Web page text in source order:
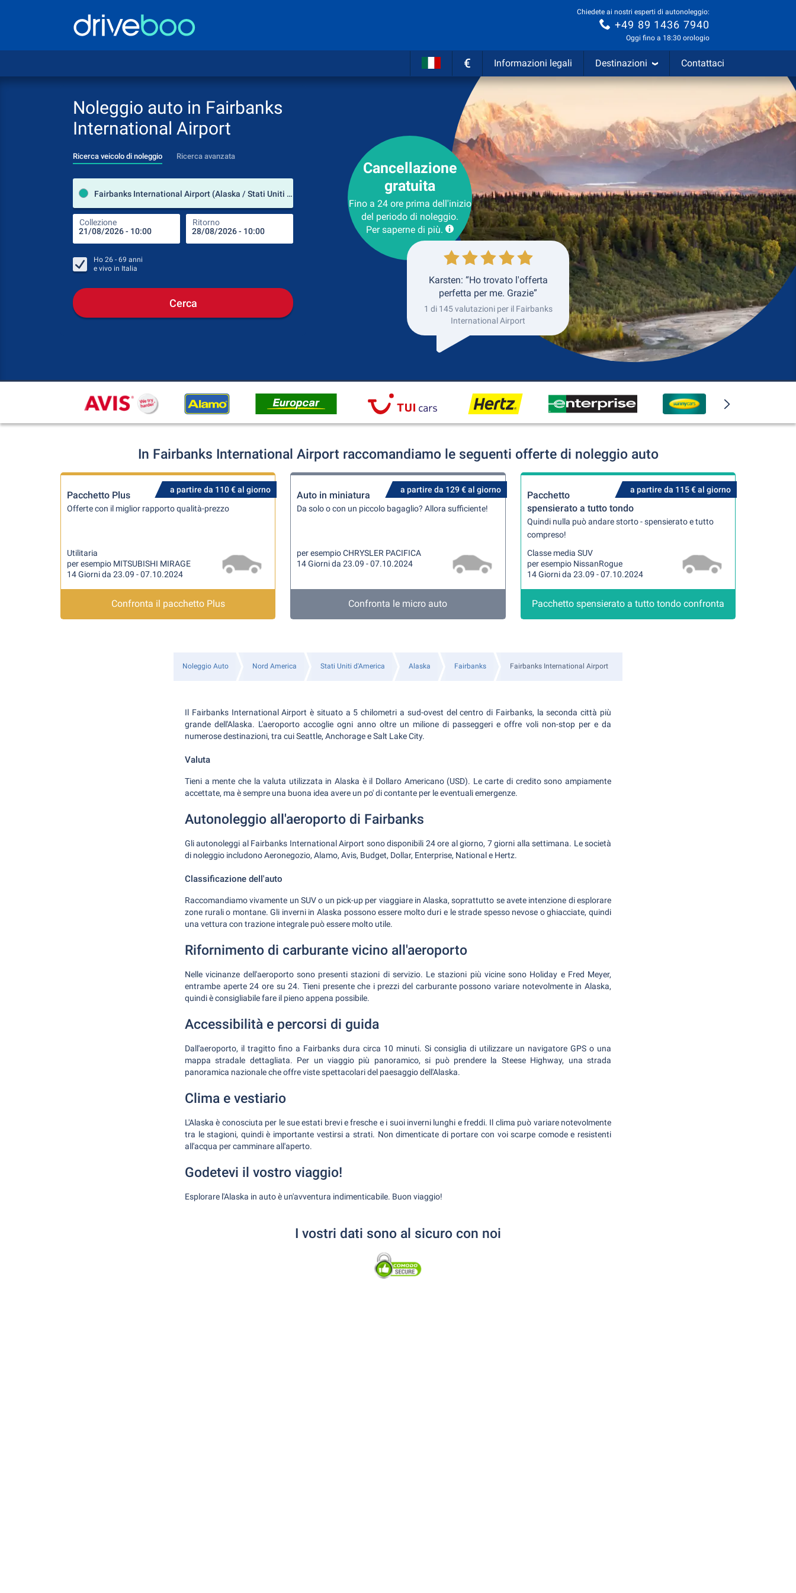
Chiedete ai nostri esperti di autonoleggio:
+49 89 1436 7940
Oggi fino a 18:30 orologio
€ Informazioni legali Destinazioni Contattaci
Noleggio auto in Fairbanks
International Airport
Ricerca veicolo di noleggio Ricerca avanzata
Fairbanks International Airport (Alaska / Stati Uniti d'America)
Collezione Ritorno
Luogo del noleggio
Luogo di ritorno
Ho 26 - 69 anni
e vivo in Italia
Cerca
Cancellazione
gratuita
Fino a 24 ore prima dell'inizio
del periodo di noleggio.
Per saperne di più.
Karsten: “Ho trovato l'offerta
perfetta per me. Grazie”
1 di 145 valutazioni per il Fairbanks
International Airport
In Fairbanks International Airport raccomandiamo le seguenti offerte di noleggio auto
a partire da 110 € al giorno
Pacchetto Plus
Offerte con il miglior rapporto qualità-prezzo
Utilitaria
per esempio MITSUBISHI MIRAGE
14 Giorni da 23.09 - 07.10.2024
Confronta il pacchetto Plus
a partire da 129 € al giorno
Auto in miniatura
Da solo o con un piccolo bagaglio? Allora sufficiente!
per esempio CHRYSLER PACIFICA
14 Giorni da 23.09 - 07.10.2024
Confronta le micro auto
a partire da 115 € al giorno
Pacchetto
spensierato a tutto tondo
Quindi nulla può andare storto - spensierato e tutto
compreso!
Classe media SUV
per esempio NissanRogue
14 Giorni da 23.09 - 07.10.2024
Pacchetto spensierato a tutto tondo confronta
Noleggio Auto Nord America Stati Uniti d'America Alaska Fairbanks Fairbanks International Airport
Il Fairbanks International Airport è situato a 5 chilometri a sud-ovest del centro di Fairbanks, la seconda città più
grande dell'Alaska. L'aeroporto accoglie ogni anno oltre un milione di passeggeri e offre voli non-stop per e da
numerose destinazioni, tra cui Seattle, Anchorage e Salt Lake City.
Valuta
Tieni a mente che la valuta utilizzata in Alaska è il Dollaro Americano (USD). Le carte di credito sono ampiamente
accettate, ma è sempre una buona idea avere un po' di contante per le eventuali emergenze.
Autonoleggio all'aeroporto di Fairbanks
Gli autonoleggi al Fairbanks International Airport sono disponibili 24 ore al giorno, 7 giorni alla settimana. Le società
di noleggio includono Aeronegozio, Alamo, Avis, Budget, Dollar, Enterprise, National e Hertz.
Classificazione dell'auto
Raccomandiamo vivamente un SUV o un pick-up per viaggiare in Alaska, soprattutto se avete intenzione di esplorare
zone rurali o montane. Gli inverni in Alaska possono essere molto duri e le strade spesso nevose o ghiacciate, quindi
una vettura con trazione integrale può essere molto utile.
Rifornimento di carburante vicino all'aeroporto
Nelle vicinanze dell'aeroporto sono presenti stazioni di servizio. Le stazioni più vicine sono Holiday e Fred Meyer,
entrambe aperte 24 ore su 24. Tieni presente che i prezzi del carburante possono variare notevolmente in Alaska,
quindi è consigliabile fare il pieno appena possibile.
Accessibilità e percorsi di guida
Dall'aeroporto, il tragitto fino a Fairbanks dura circa 10 minuti. Si consiglia di utilizzare un navigatore GPS o una
mappa stradale dettagliata. Per un viaggio più panoramico, si può prendere la Steese Highway, una strada
panoramica nazionale che offre viste spettacolari del paesaggio dell'Alaska.
Clima e vestiario
L'Alaska è conosciuta per le sue estati brevi e fresche e i suoi inverni lunghi e freddi. Il clima può variare notevolmente
tra le stagioni, quindi è importante vestirsi a strati. Non dimenticate di portare con voi scarpe comode e resistenti
all'acqua per camminare all'aperto.
Godetevi il vostro viaggio!
Esplorare l'Alaska in auto è un'avventura indimenticabile. Buon viaggio!
I vostri dati sono al sicuro con noi